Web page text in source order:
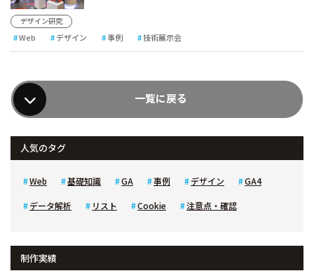
デザイン研究
Web デザイン 事例 技術展示会
一覧に戻る
人気のタグ
Web 基礎知識 GA 事例 デザイン GA4
データ解析 リスト Cookie 注意点・確認
制作実績